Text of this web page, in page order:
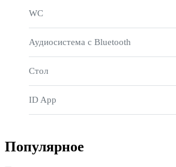
WC
Аудиосистема с Bluetooth
Стол
ID App
Популярное